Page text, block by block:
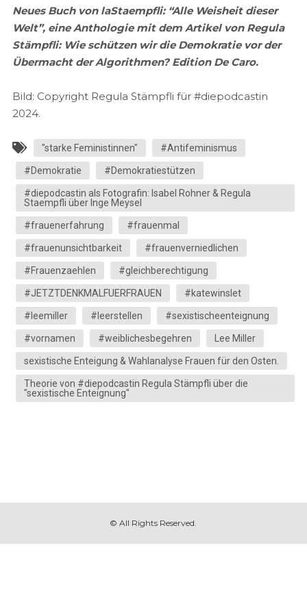
Neues Buch von laStaempfli: “Alle Weisheit dieser
Welt”, eine Anthologie mit dem Artikel von Regula
Stämpfli: Wie schützen wir die Demokratie vor der
Übermacht der Algorithmen? Edition De Caro.
Bild: Copyright Regula Stämpfli für #diepodcastin
2024.
"starke Feministinnen" #Antifeminismus
#Demokratie #Demokratiestützen
#diepodcastin als Fotografin: Isabel Rohner & Regula
Staempfli über Inge Meysel
#frauenerfahrung #frauenmal
#frauenunsichtbarkeit #frauenverniedlichen
#Frauenzaehlen #gleichberechtigung
#JETZTDENKMALFUERFRAUEN #katewinslet
#leemiller #leerstellen #sexistischeenteignung
#vornamen #weiblichesbegehren Lee Miller
sexistische Enteigung & Wahlanalyse Frauen für den Osten.
Theorie von #diepodcastin Regula Stämpfli über die
"sexistische Enteignung"
© All Rights Reserved.